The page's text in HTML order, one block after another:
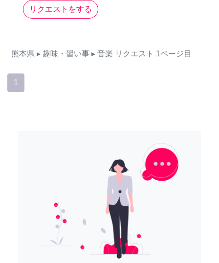
リクエストをする
熊本県 ▸ 趣味・習い事 ▸ 音楽 リクエスト 1ページ目
1